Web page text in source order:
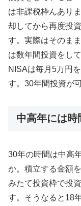
は非課税枠んあり
却してから再度投
す。実際はそのま
は数年間投資をし
NISAは毎月5万円
す。30年間投資が
中高年には時
30年の時間は中高
か。積立する金額
みたて投資枠で投
す。そうなると18